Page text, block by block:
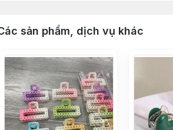
sản phẩm, dịch vụ khác